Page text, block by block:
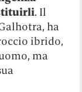
. Il
ha
ibrido,
ma